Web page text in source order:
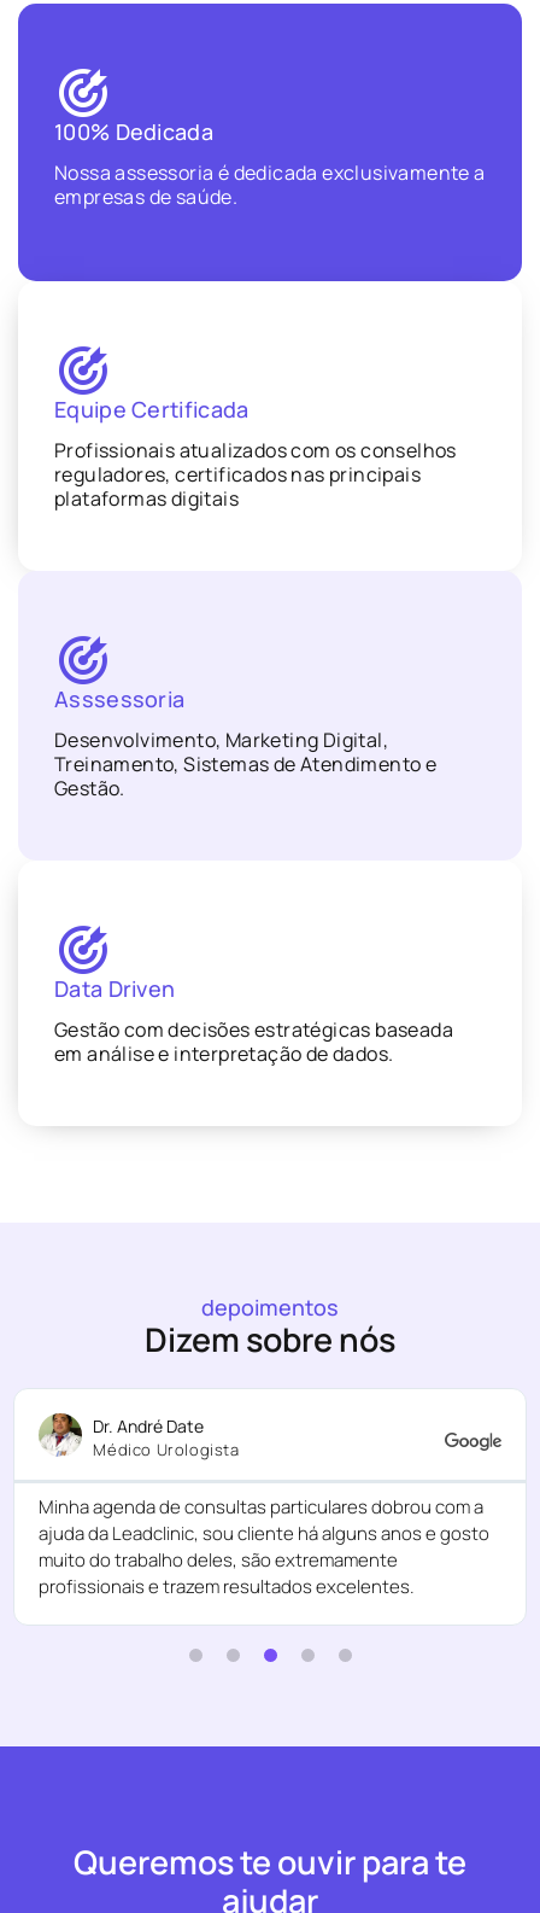
100% Dedicada
Nossa assessoria é dedicada exclusivamente a
empresas de saúde.
Equipe Certificada
Profissionais atualizados com os conselhos
reguladores, certificados nas principais
plataformas digitais
Data Driven
Gestão com decisões estratégicas baseada
em análise e interpretação de dados.
Asssessoria
Desenvolvimento, Marketing Digital,
Treinamento, Sistemas de Atendimento e
Gestão.
depoimentos
Dizem sobre nós
Dr. André Date
Médico Urologista
Minha agenda de consultas particulares dobrou com a
ajuda da Leadclinic, sou cliente há alguns anos e gosto
muito do trabalho deles, são extremamente
profissionais e trazem resultados excelentes.
Queremos te ouvir para te
ajudar